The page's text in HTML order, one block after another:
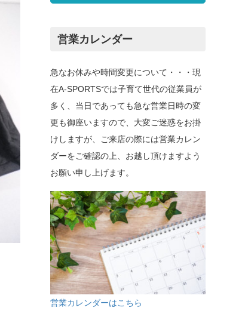
営業カレンダー
急なお休みや時間変更について・・・現
在A-SPORTSでは子育て世代の従業員が
多く、当日であっても急な営業日時の変
更も御座いますので、大変ご迷惑をお掛
けしますが、ご来店の際には営業カレン
ダーをご確認の上、お越し頂けますよう
お願い申し上げます。
営業カレンダーはこちら